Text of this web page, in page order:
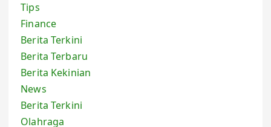
Tips
Finance
Berita Terkini
Berita Terbaru
Berita Kekinian
News
Berita Terkini
Olahraga